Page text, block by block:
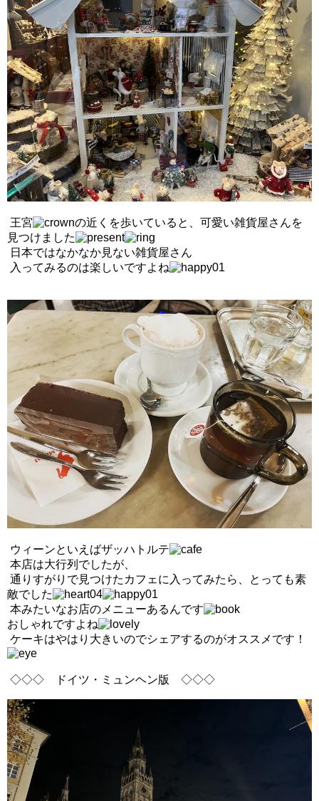
王宮
の近くを歩いていると、可愛い雑貨屋さんを
見つけました
日本ではなかなか見ない雑貨屋さん
入ってみるのは楽しいですよ ね
ウィーンといえばザッハトルテ
本店は大行列でしたが、
通りすがりで見つけたカフェに入ってみたら、
とっても素
敵でした
本みたいなお店のメニューあるんです
おしゃれですよね
ケーキはやはり大きいのでシェアするのがオススメです！
◇◇◇ ドイツ・ミュンヘン版 ◇◇◇